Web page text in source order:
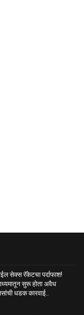
सेक्स रॅकेटचा पर्दाफाश!
सुरू होता अवैध
धडक कारवाई..